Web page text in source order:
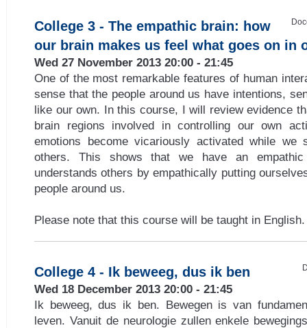
College 3 - The empathic brain: how
our brain makes us feel what goes on in
Wed 27 November 2013 20:00 - 21:45
One of the most remarkable features of human
sense that the people around us have intentions,
like our own. In this course, I will review evidence
brain regions involved in controlling our own
emotions become vicariously activated while
others. This shows that we have an
understands others by empathically putting
people around us.
Please note that this course will be taught in English.
College 4 - Ik beweeg, dus ik ben
Wed 18 December 2013 20:00 - 21:45
Ik beweeg, dus ik ben. Bewegen is van
leven. Vanuit de neurologie zullen enkele